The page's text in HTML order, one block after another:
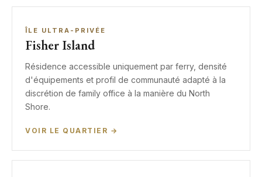
ÎLE ULTRA-PRIVÉE
Fisher Island
Résidence accessible uniquement par ferry, densité
d'équipements et profil de communauté adapté à la
discrétion de family office à la manière du North
Shore.
VOIR LE QUARTIER →